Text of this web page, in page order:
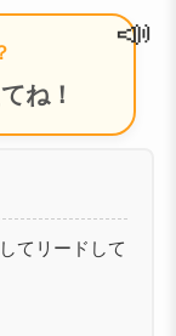
ね！
📣
てリードして